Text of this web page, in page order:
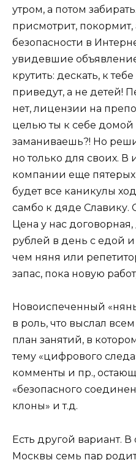
утром, а потом
присмотрит, покормит,
безопасности в
увидевшие
крутить: дескать, к
приведут, а не детей!
нет, лицензии на
целью ты к себе
заманиваешь?! Но
но только для своих. В
компании еще
будет все каникулы
самбо к дяде Славику.
Цена у нас
рублей в день с едой
чем няня или
запас, пока новую
Новоиспеченный
в роль, что выслал
план занятий, в
тему «цифрового
комменты и пр.,
«безопасного
клоны» и т.д.
Есть другой вариант.
Москвы семь пар